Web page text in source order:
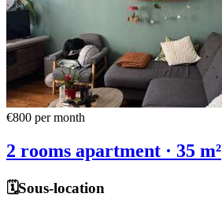
€800 per month
2 rooms apartment · 35 m²
🗓️Sous-location